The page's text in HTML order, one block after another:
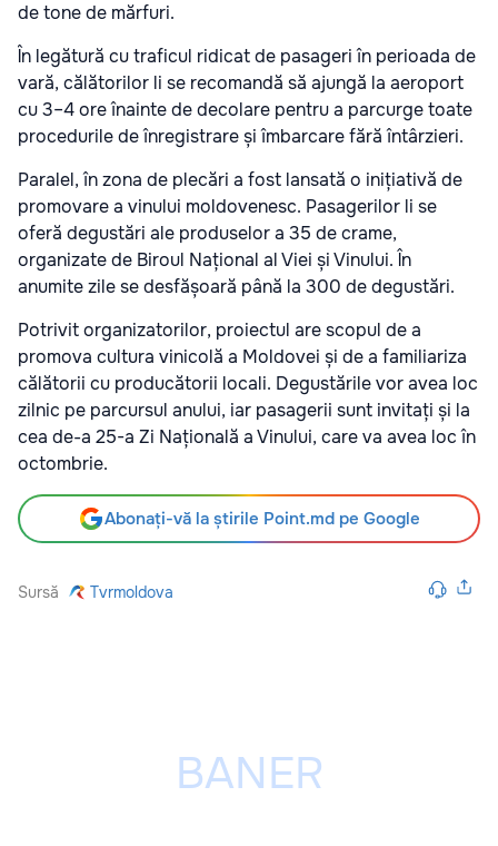
de tone de mărfuri.
În legătură cu traficul ridicat de pasageri în perioada de
vară, călătorilor li se recomandă să ajungă la aeroport
cu 3–4 ore înainte de decolare pentru a parcurge toate
procedurile de înregistrare și îmbarcare fără întârzieri.
Paralel, în zona de plecări a fost lansată o inițiativă de
promovare a vinului moldovenesc. Pasagerilor li se
oferă degustări ale produselor a 35 de crame,
organizate de Biroul Național al Viei și Vinului. În
anumite zile se desfășoară până la 300 de degustări.
Potrivit organizatorilor, proiectul are scopul de a
promova cultura vinicolă a Moldovei și de a familiariza
călătorii cu producătorii locali. Degustările vor avea loc
zilnic pe parcursul anului, iar pasagerii sunt invitați și la
cea de-a 25-a Zi Națională a Vinului, care va avea loc în
octombrie.
Abonați-vă la știrile Point.md pe Google
Sursă Tvrmoldova